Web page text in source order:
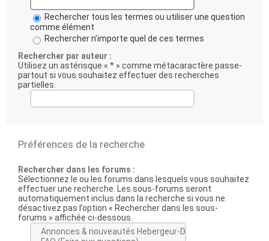
Rechercher tous les termes ou utiliser une question
comme élément
Rechercher n’importe quel de ces termes
Rechercher par auteur :
Utilisez un astérisque « * » comme métacaractère passe-
partout si vous souhaitez effectuer des recherches
partielles.
Préférences de la recherche
Rechercher dans les forums :
Sélectionnez le ou les forums dans lesquels vous souhaitez
effectuer une recherche. Les sous-forums seront
automatiquement inclus dans la recherche si vous ne
désactivez pas l’option « Rechercher dans les sous-
forums » affichée ci-dessous.